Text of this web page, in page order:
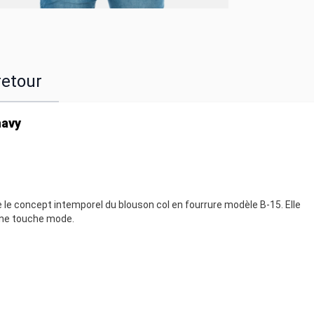
concept intemporel du blouson col en fourrure modèle B-15. Elle
touche mode.